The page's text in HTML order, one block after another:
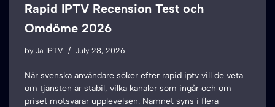
Rapid IPTV Recension Test och
Omdöme 2026
by Ja IPTV July 28, 2026
När svenska användare söker efter rapid iptv vill de veta
om tjänsten är stabil, vilka kanaler som ingår och om
priset motsvarar upplevelsen. Namnet syns i flera